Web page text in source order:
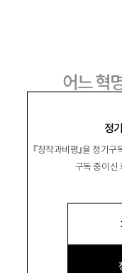
정
『창작과비평』을 정기
구독 중이신
어느 혁
김명인 金明仁
문학평론가. 평